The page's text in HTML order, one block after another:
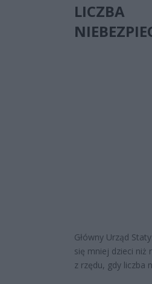
LICZBA
Główny Urząd
się mniej dzieci niż
z rzędu, gdy liczba